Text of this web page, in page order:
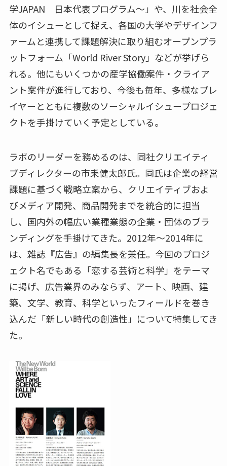
学JAPAN 日本代表プログラム～」や、川を社会全
体のイシューとして捉え、各国の大学やデザインフ
ァームと連携して課題解決に取り組むオープンプラ
ットフォーム「World River Story」などが挙げら
れる。他にもいくつかの産学協働案件・クライア
ント案件が進行しており、今後も毎年、多様なプレ
イヤーとともに複数のソーシャルイシュープロジェ
クトを手掛けていく予定としている。
ラボのリーダーを務めるのは、同社クリエイティ
ブディレクターの市耒健太郎氏。同氏は企業の経営
課題に基づく戦略立案から、クリエイティブおよ
びメディア開発、商品開発までを統合的に担当
し、国内外の幅広い業種業態の企業・団体のブラ
ンディングを手掛けてきた。2012年～2014年に
は、雑誌『広告』の編集長を兼任。今回のプロジ
ェクト名でもある「恋する芸術と科学」をテーマ
に掲げ、広告業界のみならず、アート、映画、建
築、文学、教育、科学といったフィールドを巻き
込んだ「新しい時代の創造性」について特集してき
た。